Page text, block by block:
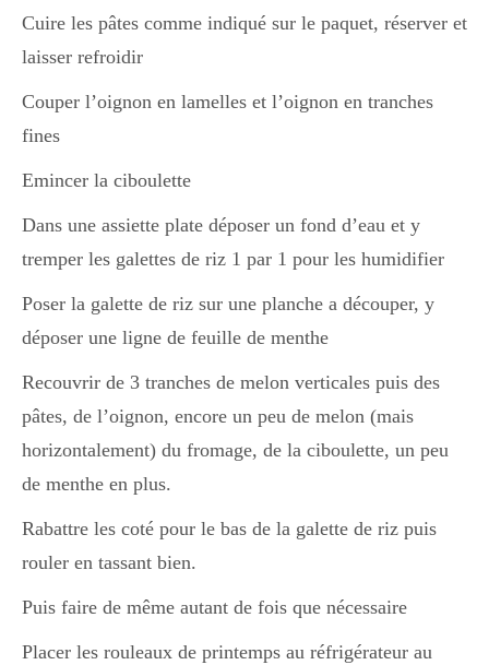
Cuire les pâtes comme indiqué sur le paquet, réserver et
laisser refroidir
Couper l’oignon en lamelles et l’oignon en tranches
fines
Emincer la ciboulette
Dans une assiette plate déposer un fond d’eau et y
tremper les galettes de riz 1 par 1 pour les humidifier
Poser la galette de riz sur une planche a découper, y
déposer une ligne de feuille de menthe
Recouvrir de 3 tranches de melon verticales puis des
pâtes, de l’oignon, encore un peu de melon (mais
horizontalement) du fromage, de la ciboulette, un peu
de menthe en plus.
Rabattre les coté pour le bas de la galette de riz puis
rouler en tassant bien.
Puis faire de même autant de fois que nécessaire
Placer les rouleaux de printemps au réfrigérateur au